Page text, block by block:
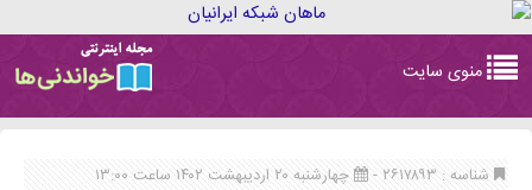
navigation
منوی سایت
شناسه : ۲۶۱۷۸۹۳ - چهارشنبه ۲۰ اردیبهشت ۱۴۰۲ ساعت ۱۳:۰۰